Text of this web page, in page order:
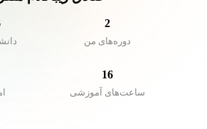
2
دوره‌های من
16
ساعت‌های آموزشی